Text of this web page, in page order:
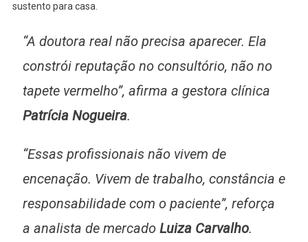
sustento para casa.
“A doutora real não precisa aparecer. Ela
constrói reputação no consultório, não no
tapete vermelho”, afirma a gestora clínica
Patrícia Nogueira.
“Essas profissionais não vivem de
encenação. Vivem de trabalho, constância e
responsabilidade com o paciente”, reforça
a analista de mercado Luiza Carvalho.